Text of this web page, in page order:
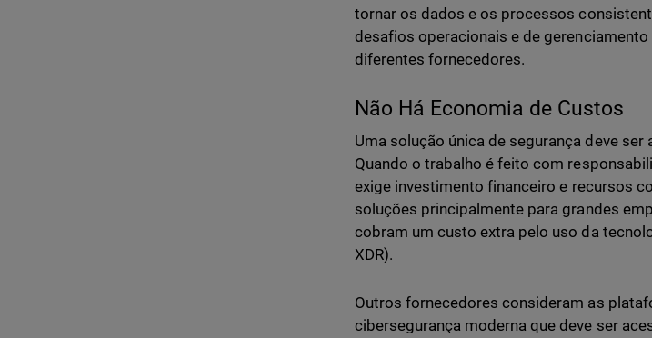
tornar os dados e os processos
desafios operacionais e de
diferentes fornecedores.
Não Há Economia de Custos
Uma solução única de segurança deve
Quando o trabalho é feito com
exige investimento financeiro e recursos
soluções principalmente para grandes
cobram um custo extra pelo uso da
XDR).
Outros fornecedores consideram as
cibersegurança moderna que deve ser